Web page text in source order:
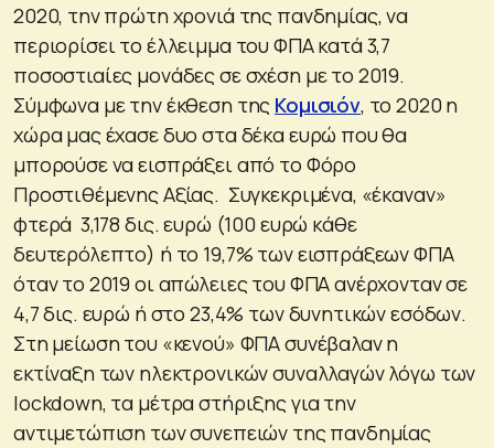
2020, την πρώτη χρονιά της πανδημίας, να
περιορίσει το έλλειμμα του ΦΠΑ κατά 3,7
ποσοστιαίες μονάδες σε σχέση με το 2019.
Σύμφωνα με την έκθεση της Κομισιόν, το 2020 η
χώρα μας έχασε δυο στα δέκα ευρώ που θα
μπορούσε να εισπράξει από το Φόρο
Προστιθέμενης Αξίας. Συγκεκριμένα, «έκαναν»
φτερά 3,178 δις. ευρώ (100 ευρώ κάθε
δευτερόλεπτο) ή το 19,7% των εισπράξεων ΦΠΑ
όταν το 2019 οι απώλειες του ΦΠΑ ανέρχονταν σε
4,7 δις. ευρώ ή στο 23,4% των δυνητικών εσόδων.
Στη μείωση του «κενού» ΦΠΑ συνέβαλαν η
εκτίναξη των ηλεκτρονικών συναλλαγών λόγω των
lockdown, τα μέτρα στήριξης για την
αντιμετώπιση των συνεπειών της πανδημίας